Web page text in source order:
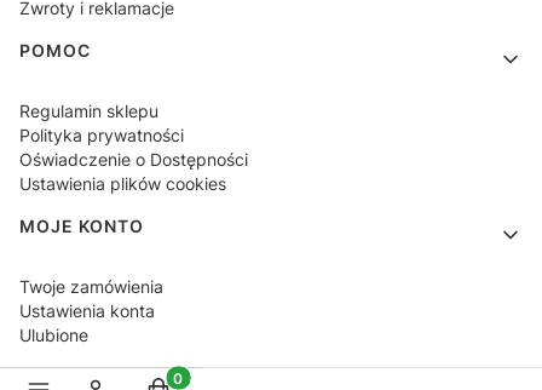
Zwroty i reklamacje
POMOC
Regulamin sklepu
Polityka prywatności
Oświadczenie o Dostępności
Ustawienia plików cookies
MOJE KONTO
Twoje zamówienia
Ustawienia konta
Ulubione